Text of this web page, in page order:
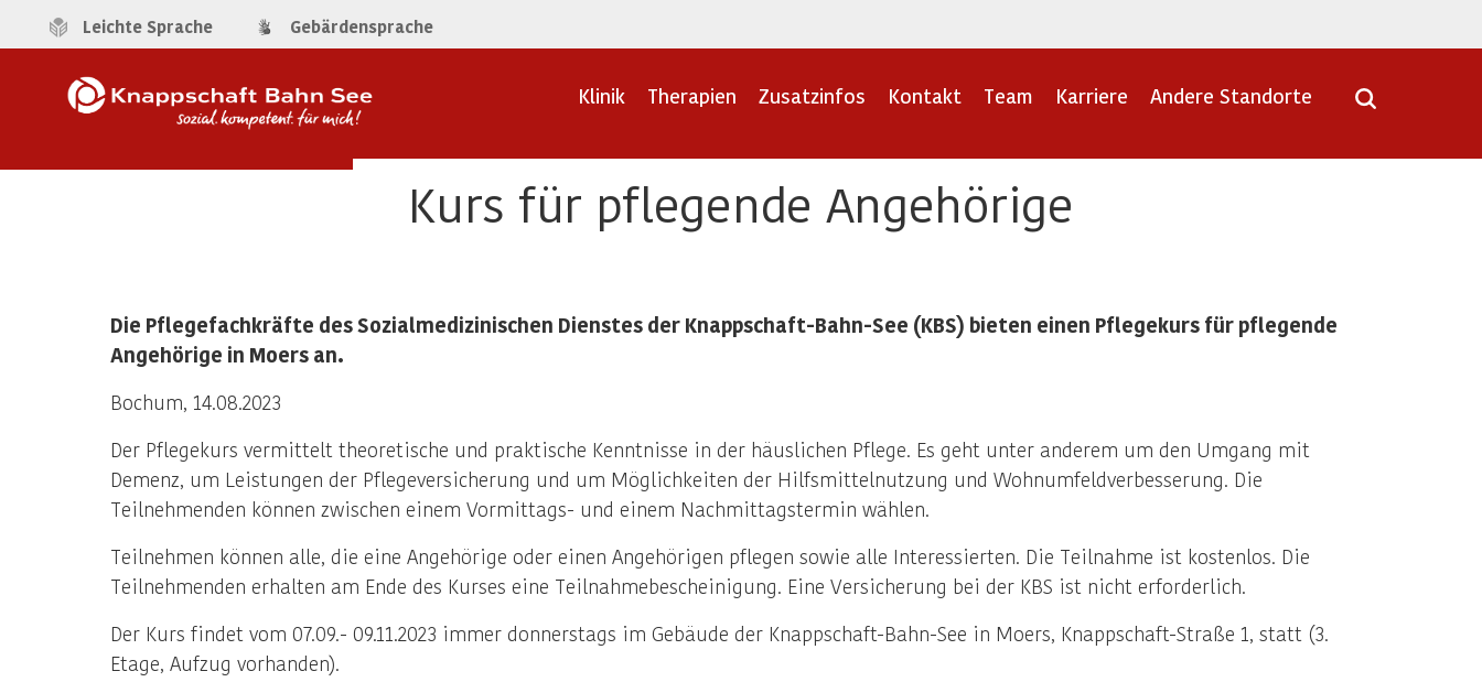
Leichte Sprache Gebärdensprache
Klinik Therapien Zusatzinfos Kontakt Team Karriere Andere Standorte
Kurs für pflegende Angehörige
Die Pflegefachkräfte des Sozialmedizinischen Dienstes der Knappschaft-Bahn-See (KBS) bieten einen Pflegekurs für pflegende
Angehörige in Moers an.
Bochum, 14.08.2023
Der Pflegekurs vermittelt theoretische und praktische Kenntnisse in der häuslichen Pflege. Es geht unter anderem um den Umgang mit
Demenz, um Leistungen der Pflegeversicherung und um Möglichkeiten der Hilfsmittelnutzung und Wohnumfeldverbesserung. Die
Teilnehmenden können zwischen einem Vormittags- und einem Nachmittagstermin wählen.
Teilnehmen können alle, die eine Angehörige oder einen Angehörigen pflegen sowie alle Interessierten. Die Teilnahme ist kostenlos. Die
Teilnehmenden erhalten am Ende des Kurses eine Teilnahmebescheinigung. Eine Versicherung bei der KBS ist nicht erforderlich.
Der Kurs findet vom 07.09.- 09.11.2023 immer donnerstags im Gebäude der Knappschaft-Bahn-See in Moers, Knappschaft-Straße 1, statt (3.
Etage, Aufzug vorhanden).